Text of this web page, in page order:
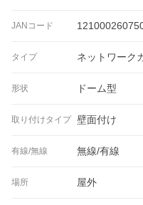
JANコード
タイプ ネットワーク
形状 ドーム型
取り付けタイプ 壁面付け
有線/無線 無線/有線
場所 屋外